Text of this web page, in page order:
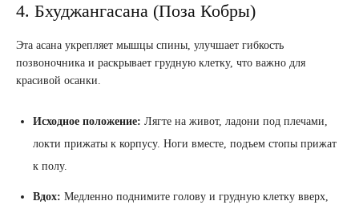
4. Бхуджангасана (Поза Кобры)
Эта асана укрепляет мышцы спины, улучшает гибкость
позвоночника и раскрывает грудную клетку, что важно для
красивой осанки.
Исходное положение: Лягте на живот, ладони под плечами,
локти прижаты к корпусу. Ноги вместе, подъем стопы прижат
к полу.
Вдох: Медленно поднимите голову и грудную клетку вверх,